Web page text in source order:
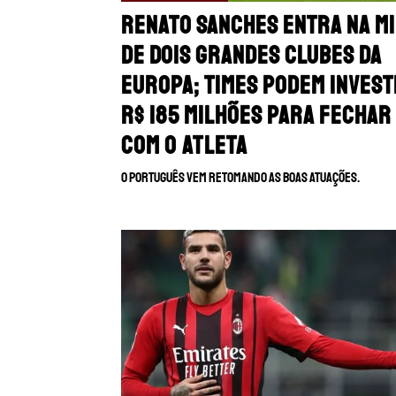
Renato Sanches entra na
de dois grandes clubes da
Europa; times podem
R$ 185 milhões para fechar
com o atleta
O português vem retomando as boas atuações.